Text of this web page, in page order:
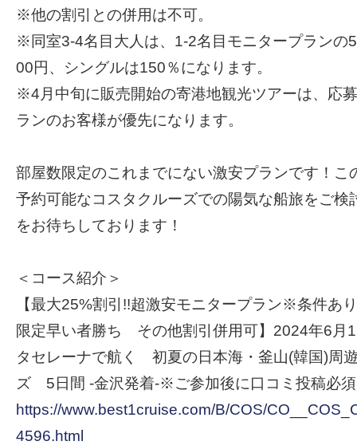
※他の割引との併用は不可。
※同室3-4名目大人は、1-2名目モニタープランの
00円、シングルは150％になります。
※4月中旬に販売開始の寄港地観光ツアーは、応
ランのお客様が優先になります。
部屋数限定のこれまでにない激安プランです！こ
予約可能なコスタクルーズでの陽気な船旅をご検
をお待ちしております！
＜コース紹介＞
【最大25%割引!!超激安モニタープラン※条件
限定早い者勝ち その他割引併用可】2024年6
タセレーナで航く 初夏の日本海・釜山(韓国)周
ズ 5日間 -金沢発着-※ご参加後に口コミ投稿必須
https://www.best1cruise.com/B/COS/
4596.html